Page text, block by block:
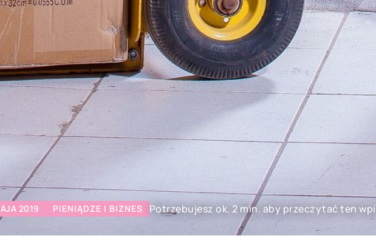
2019 PIENIĄDZE I BIZNES Potrzebujesz ok. 2 min. aby przeczytać ten